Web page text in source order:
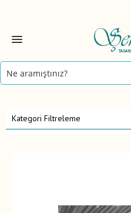
Kategori Filtreleme